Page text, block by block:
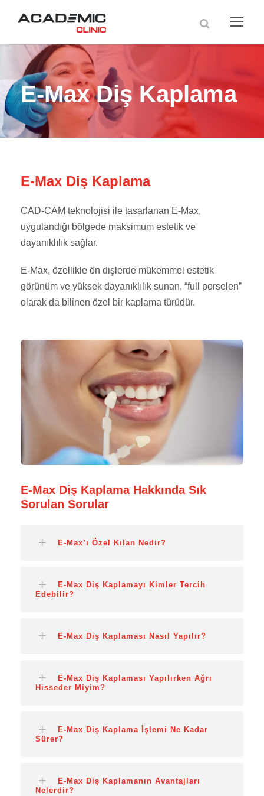
E-Max Diş Kaplama
E-Max Diş Kaplama
CAD-CAM teknolojisi ile tasarlanan E-Max,
uygulandığı bölgede maksimum estetik ve
dayanıklılık sağlar.
E-Max, özellikle ön dişlerde mükemmel estetik
görünüm ve yüksek dayanıklılık sunan, “full porselen”
olarak da bilinen özel bir kaplama türüdür.
E-Max Diş Kaplama Hakkında Sık
Sorulan Sorular
E-Max’ı Özel Kılan Nedir?
E-Max Diş Kaplamayı Kimler Tercih
Edebilir?
E-Max Diş Kaplaması Nasıl Yapılır?
E-Max Diş Kaplaması Yapılırken Ağrı
Hisseder Miyim?
E-Max Diş Kaplama İşlemi Ne Kadar
Sürer?
E-Max Diş Kaplamanın Avantajları
Nelerdir?